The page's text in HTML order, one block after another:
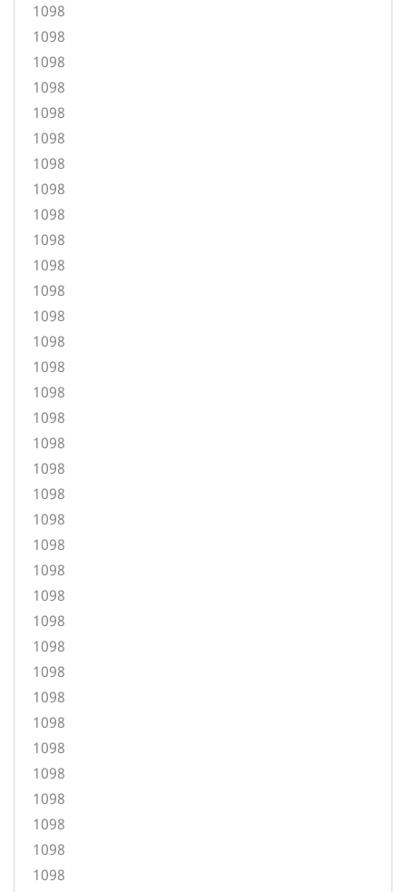
1098
1098
1098
1098
1098
1098
1098
1098
1098
1098
1098
1098
1098
1098
1098
1098
1098
1098
1098
1098
1098
1098
1098
1098
1098
1098
1098
1098
1098
1098
1098
1098
1098
1098
1098